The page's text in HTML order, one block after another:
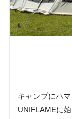
キャンプにハ
UNIFLAMEに